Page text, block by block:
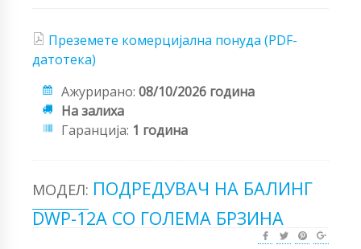
Преземете комерцијална понуда (PDF-
датотека)
Ажурирано: 08/10/2026 година
На залиха
Гаранција: 1 година
МОДЕЛ: ПОДРЕДУВАЧ НА БАЛИНГ
DWP-12A СО ГОЛЕМА БРЗИНА